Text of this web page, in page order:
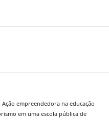
Ação empreendedora na educação
em uma escola pública de